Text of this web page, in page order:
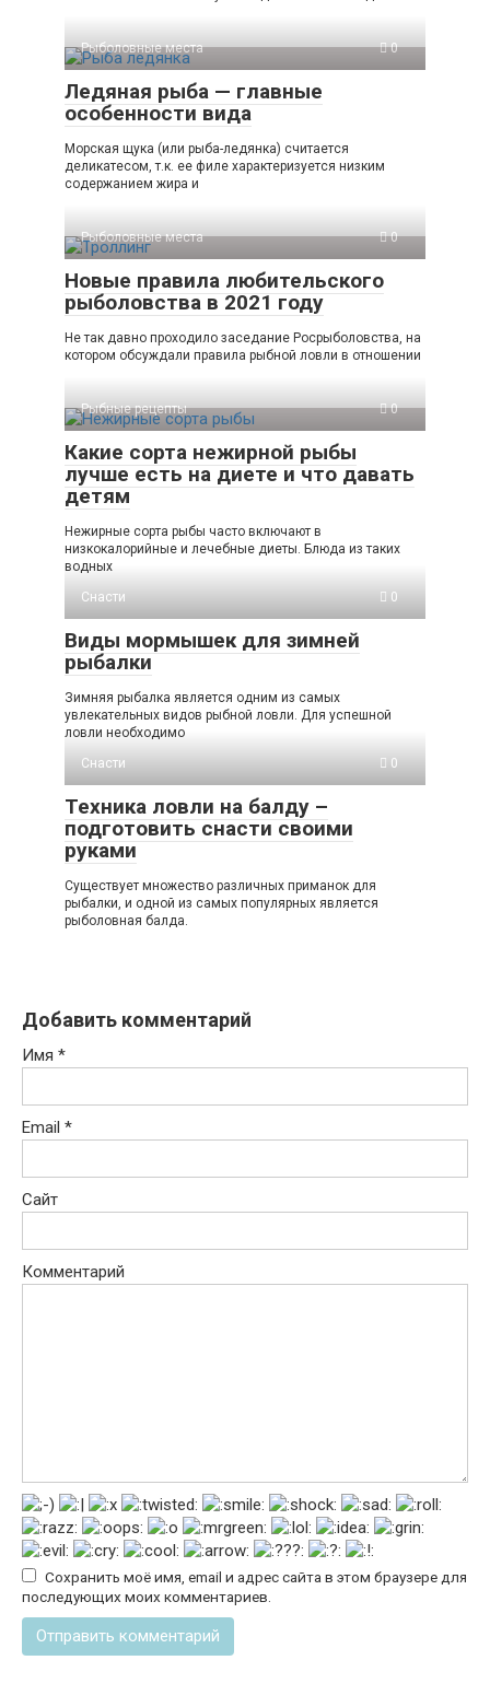
Рыболовные места 0
Ледяная рыба — главные
особенности вида
Морская щука (или рыба-ледянка) считается
деликатесом, т.к. ее филе характеризуется низким
содержанием жира и
Рыболовные места 0
Новые правила любительского
рыболовства в 2021 году
Не так давно проходило заседание Росрыболовства, на
котором обсуждали правила рыбной ловли в отношении
Рыбные рецепты 0
Какие сорта нежирной рыбы
лучше есть на диете и что давать
детям
Нежирные сорта рыбы часто включают в
низкокалорийные и лечебные диеты. Блюда из таких
водных
Снасти
0
Виды мормышек для зимней
рыбалки
Зимняя рыбалка является одним из самых
увлекательных видов рыбной ловли. Для успешной
ловли необходимо
Снасти
0
Техника ловли на балду –
подготовить снасти своими
руками
Существует множество различных приманок для
рыбалки, и одной из самых популярных является
рыболовная балда.
Добавить комментарий
Имя *
Email *
Сайт
Комментарий
Сохранить моё имя, email и адрес сайта в этом браузере для
последующих моих комментариев.